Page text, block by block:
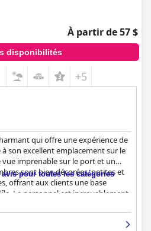
À partir de 57 $
disponibilités
+5
qui offre une expérience de
son excellent emplacement sur le
imprenable sur le port et un
sont bien décorées, petites et
offrant aux clients une base
Le personnel est incroyablement
pour que les clients se sentent
de plusieurs plages est un atout
confortables, offrant une
pour toutes les catégories